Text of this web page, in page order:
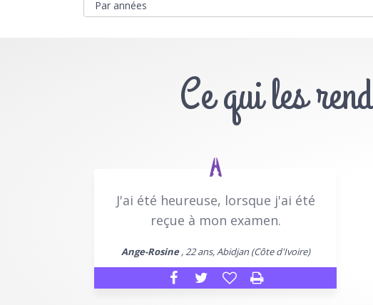
Ce qui les
J'ai été heureuse, lorsque j'ai été
reçue à mon examen.
Ange-Rosine, 22 ans, Abidjan (Côte d'Ivoire)